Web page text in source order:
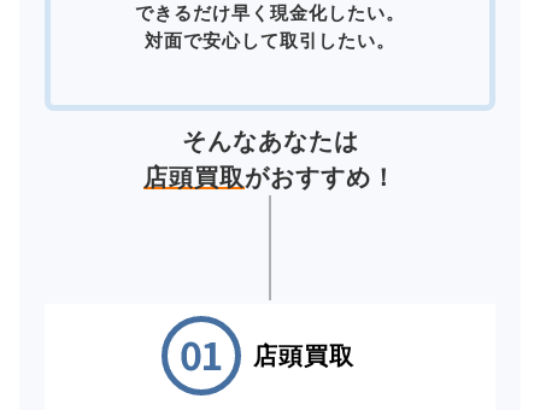
できるだけ早く現金化したい。
対面で安心して取引したい。
そんなあなたは
店頭買取がおすすめ！
店頭買取